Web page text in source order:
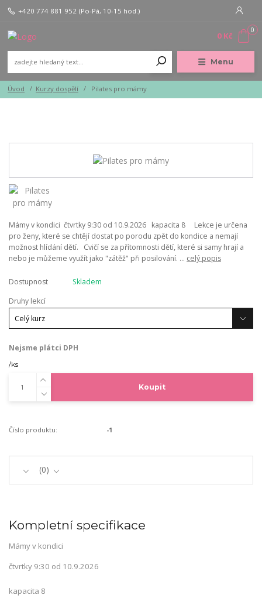
Menu
+420 774 881 952 (Po-Pá, 10-15 hod.)
0
0 Kč
Úvod Kurzy dospělí Pilates pro mámy
Mámy v kondici čtvrtky 9:30 od 10.9.2026 kapacita 8 Lekce je určena
pro ženy, které se chtějí dostat po porodu zpět do kondice a nemají
možnost hlídání dětí. Cvičí se za přítomnosti dětí, které si samy hrají a
nebo je můžeme využít jako "zátěž" při posilování. ... celý popis
Dostupnost
Skladem
Druhy lekcí
Nejsme plátci DPH
/ks
Koupit
Číslo produktu: -1
0
Kompletní specifikace
Mámy v kondici
čtvrtky 9:30 od 10.9.2026
kapacita 8